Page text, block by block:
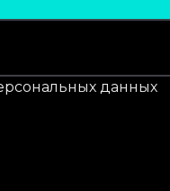
данных